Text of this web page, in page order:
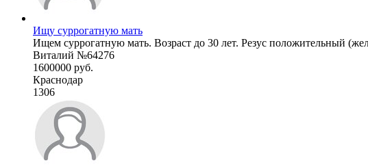
Ищу суррогатную мать
Ищем суррогатную мать. Возраст до 30 лет. Резус положительный
Виталий №64276
1600000 руб.
Краснодар
1306